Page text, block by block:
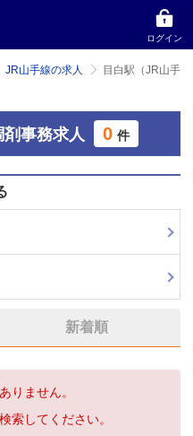
ログイン
JR山手線の求人
目白駅（JR山手
剤事務求人 0 件
新着順
りません。
索してください。